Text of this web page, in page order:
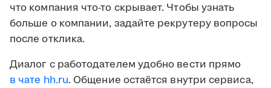
что компания что-то скрывает. Чтобы узнать
больше о компании, задайте рекрутеру вопросы
после отклика.
Диалог с работодателем удобно вести прямо
в чате hh.ru. Общение остаётся внутри сервиса,